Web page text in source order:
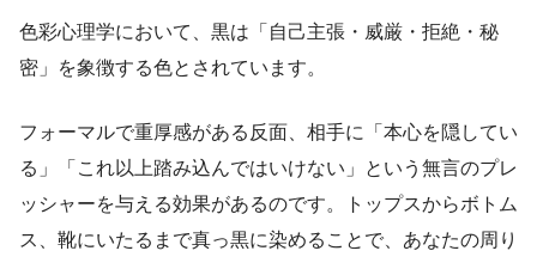
色彩心理学において、黒は「自己主張・威厳・拒絶・秘
密」を象徴する色とされています。
フォーマルで重厚感がある反面、相手に「本心を隠してい
る」「これ以上踏み込んではいけない」という無言のプレ
ッシャーを与える効果があるのです。トップスからボトム
ス、靴にいたるまで真っ黒に染めることで、あなたの周り